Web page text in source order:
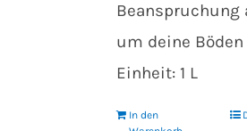
Beanspruchung
um deine
Einheit: 1 L
In den